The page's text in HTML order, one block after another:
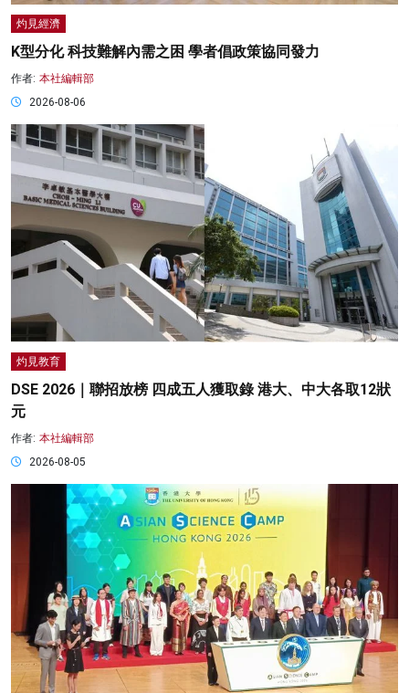
灼見經濟
K型分化 科技難解內需之困 學者倡政策協同發力
作者: 本社編輯部
2026-08-06
灼見教育
DSE 2026｜聯招放榜 四成五人獲取錄 港大、中大各取12狀
元
作者: 本社編輯部
2026-08-05